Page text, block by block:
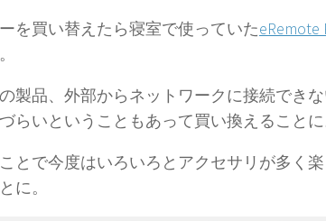
を買い替えたら寝室で使っていたeRemote
製品、外部からネットワークに接続でき
らいということもあって買い換えることに
とで今度はいろいろとアクセサリが多く
に。